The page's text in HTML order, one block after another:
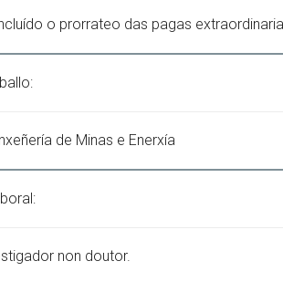
o prorrateo das pagas
de Minas e Enerxía
non doutor.